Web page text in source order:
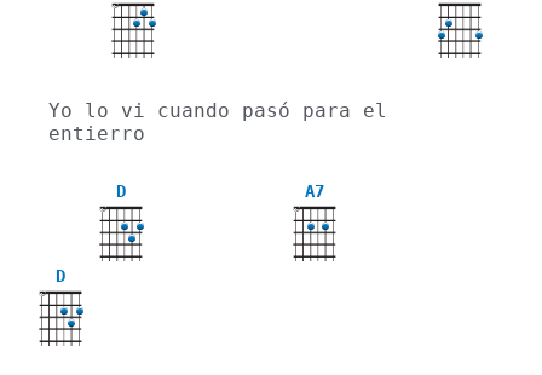
X
Yo lo vi cuando pasó para el
entierro
D
X
A7
X
D
X